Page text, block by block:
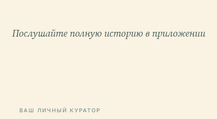
Послушайте полную историю в приложении
ВАШ ЛИЧНЫЙ КУРАТОР